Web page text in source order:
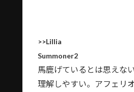
>>Lillia
Summoner2
馬鹿げているとは思えな
理解しやすい。アフェリ